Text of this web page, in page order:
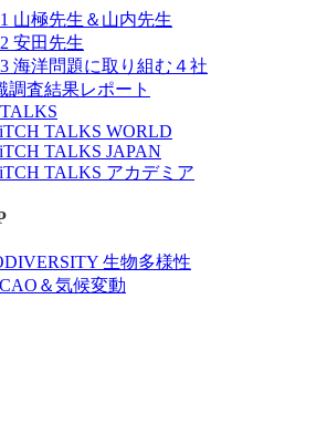
山極先生＆山内先生
安田先生
海洋問題に取り組む４社
調査結果レポート
TALKS WORLD
TALKS JAPAN
TALKS アカデミア
生物多様性
＆気候変動